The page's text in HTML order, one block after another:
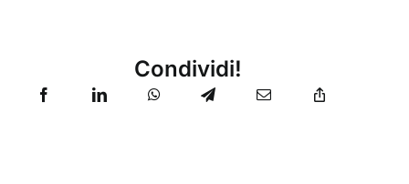
Condividi!